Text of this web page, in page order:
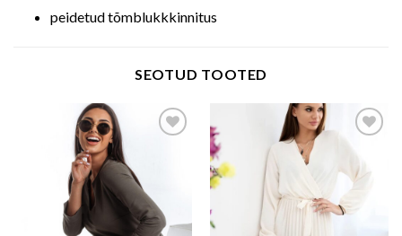
peidetud tõmblukkkinnitus
SEOTUD TOOTED
Add to wishlist Add to wishlist